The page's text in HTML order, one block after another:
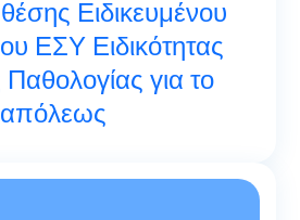
Ειδικευμένου
ΕΣΥ Ειδικότητας
για το